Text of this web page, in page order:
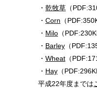
乾牧草 （
Corn （
Milo （
Barley （
Wheat （
Hay （
平成22年度までは